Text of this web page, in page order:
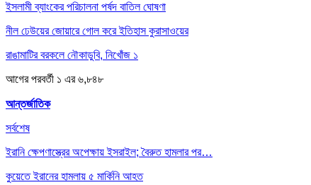
ইসলামী ব্যাংকের পরিচালনা পর্ষদ বাতিল ঘোষণা
নীল ঢেউয়ের জোয়ারে গোল করে ইতিহাস কুরাসাওয়ের
রাঙামাটির বরকলে নৌকাডুবি, নিখোঁজ ১
আগেরপরবর্তী ১ এর ৬,৮৪৮
আন্তর্জাতিক
সর্বশেষ
ইরানি ক্ষেপণাস্ত্রের অপেক্ষায় ইসরাইল; বৈরুত হামলার পর…
কুয়েতে ইরানের হামলায় ৫ মার্কিনি আহত